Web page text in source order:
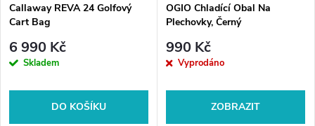
Callaway REVA 24 Golfový
Cart Bag
6 990 Kč
Skladem
DO KOŠÍKU
OGIO Chladící Obal Na
Plechovky, Černý
990 Kč
Vyprodáno
ZOBRAZIT